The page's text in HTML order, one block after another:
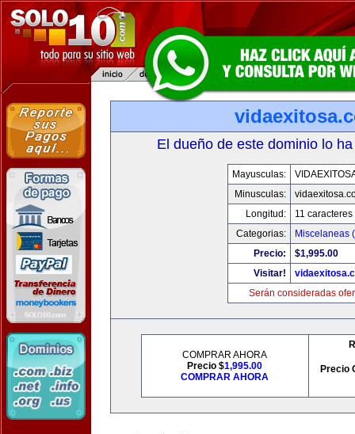
El dueño de este dominio lo
Mayusculas:
Minusculas:
Longitud:
11 caracteres
Categorias:
Miscelaneas
Precio:
$1,995.00
Visitar!
Serán consideradas
COMPRAR AHORA
Precio $1,995.00
COMPRAR AHORA
Precio